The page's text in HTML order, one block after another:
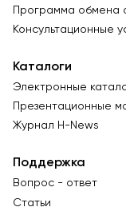
Программа обмена
Консультационные
Каталоги
Электронные
Презентационные
Журнал Н-News
Поддержка
Вопрос - ответ
Статьи